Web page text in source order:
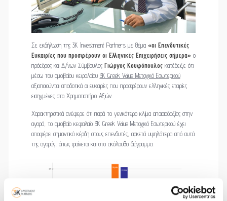
Σε εκδήλωση της 3K Investment Partners με θέμα «οι Επενδυτικές
Ευκαιρίες που προσφέρουν οι Ελληνικές Επιχειρήσεις σήμερα»o
πρόεδρος και Δ/νων Σύμβουλος Γιώργος Κουφόπουλος κατέδειξε ότι
μέσω του αμοιβαίου κεφαλαίου 3K Greek Value Μετοχικό Εσωτερικού
αξιοποιούνται αποδοτικά οι ευκαιρίες που προσφέρουν ελληνικές εταιρίες
εισηγμένες στο Χρηματιστήριο Αξιών.
Χαρακτηριστικά ανέφερε ότι παρά το γενικότερο κλίμα απαισιοδοξίας στην
αγορά, το αμοιβαίο κεφαλαίο 3K Greek Value Μετοχικό Εσωτερικού έχει
αποφέρει σημαντικά κέρδη στους επενδυτές, αρκετά υψηλότερα από αυτά
της αγοράς, όπως φαίνεται και στο ακόλουθο διάγραμμα.